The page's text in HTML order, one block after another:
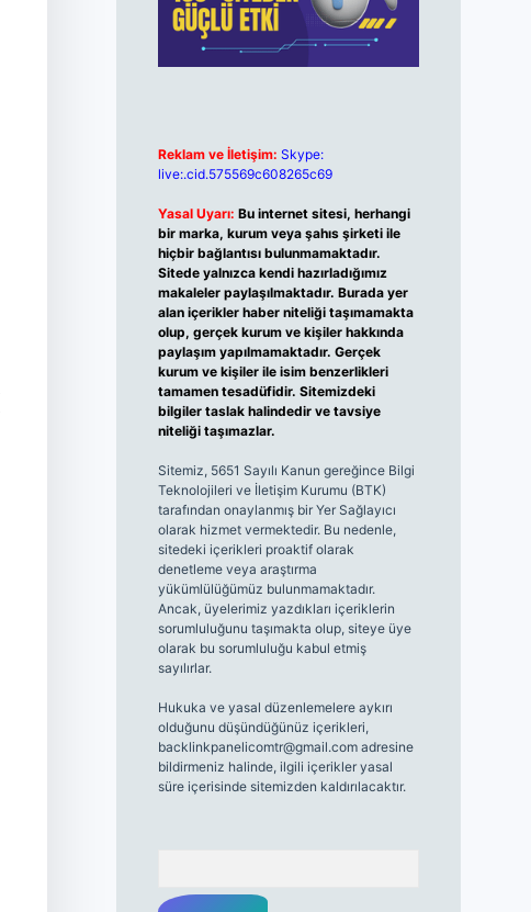
Reklam ve İletişim: Skype:
live:.cid.575569c608265c69
Yasal Uyarı: Bu internet sitesi, herhangi
bir marka, kurum veya şahıs şirketi ile
hiçbir bağlantısı bulunmamaktadır.
Sitede yalnızca kendi hazırladığımız
makaleler paylaşılmaktadır. Burada yer
alan içerikler haber niteliği taşımamakta
olup, gerçek kurum ve kişiler hakkında
paylaşım yapılmamaktadır. Gerçek
kurum ve kişiler ile isim benzerlikleri
tamamen tesadüfidir. Sitemizdeki
bilgiler taslak halindedir ve tavsiye
niteliği taşımazlar.
Sitemiz, 5651 Sayılı Kanun gereğince Bilgi
Teknolojileri ve İletişim Kurumu (BTK)
tarafından onaylanmış bir Yer Sağlayıcı
olarak hizmet vermektedir. Bu nedenle,
sitedeki içerikleri proaktif olarak
denetleme veya araştırma
yükümlülüğümüz bulunmamaktadır.
Ancak, üyelerimiz yazdıkları içeriklerin
sorumluluğunu taşımakta olup, siteye üye
olarak bu sorumluluğu kabul etmiş
sayılırlar.
Hukuka ve yasal düzenlemelere aykırı
olduğunu düşündüğünüz içerikleri,
backlinkpanelicomtr@gmail.comadresine
bildirmeniz halinde, ilgili içerikler yasal
süre içerisinde sitemizden kaldırılacaktır.